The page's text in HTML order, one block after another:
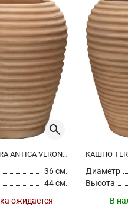
КАШПО TERRA ANTICA VERONA CHALK WHITE
36 см.
44 см.
ожидается
Диаметр
Высота
В